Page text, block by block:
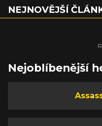
NEJNOVĚJŠÍ
Nejoblíbenější